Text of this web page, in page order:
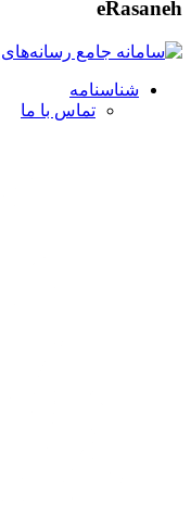
eRasaneh
شناسنامه
تماس با ما